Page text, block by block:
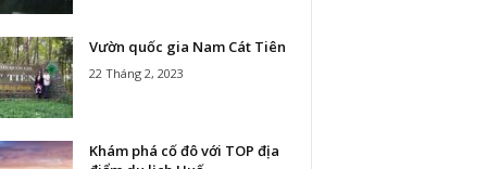
Vườn quốc gia Nam Cát Tiên
22 Tháng 2, 2023
Khám phá cố đô với TOP địa